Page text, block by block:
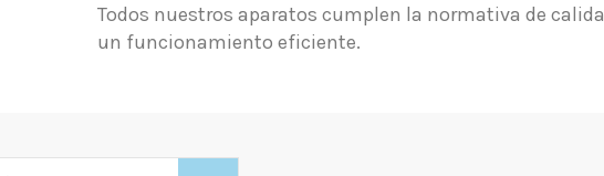
Todos nuestros aparatos cumplen la normativa de
un funcionamiento eficiente.